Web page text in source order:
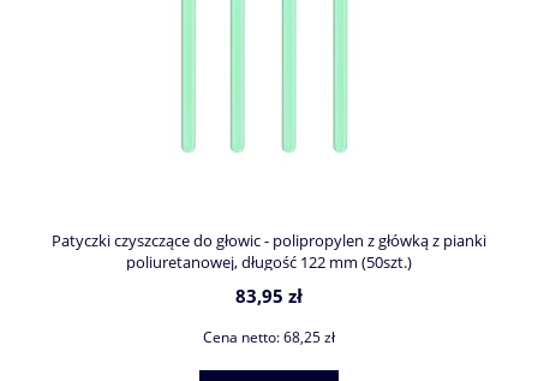
Patyczki czyszczące do głowic - polipropylen z główką z pianki
poliuretanowej, długość 122 mm (50szt.)
83,95 zł
Cena netto:68,25 zł